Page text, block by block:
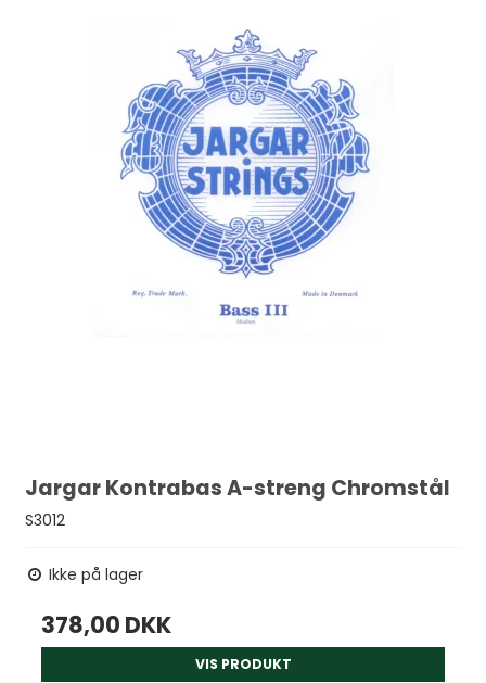
Jargar Kontrabas A-streng Chromstål
S3012
Ikke på lager
378,00 DKK
VIS PRODUKT